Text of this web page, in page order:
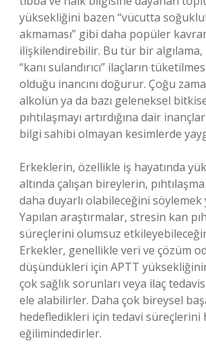
yüksekliğini bazen “vücutta
akmaması” gibi daha popüler
ilişkilendirebilir. Bu tür bir algılama,
“kanı sulandırıcı” ilaçların
olduğu inancını doğurur. Çoğu
alkolün ya da bazı geleneksel
pıhtılaşmayı artırdığına dair
bilgi sahibi olmayan kesimlerde
Erkeklerin, özellikle iş hayatında
altında çalışan bireylerin,
daha duyarlı olabileceğini söylemek
Yapılan araştırmalar, stresin kan
süreçlerini olumsuz
Erkekler, genellikle veri ve çözüm
düşündükleri için APTT
çok sağlık sorunları veya ilaç
ele alabilirler. Daha çok bireysel
hedefledikleri için tedavi süreçlerini
eğilimindedirler.